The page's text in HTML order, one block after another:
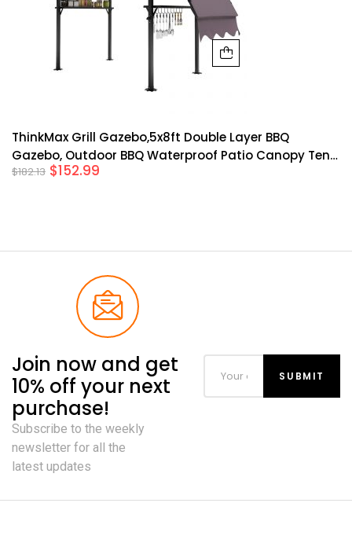
ThinkMax Grill Gazebo,5x8ft Double Layer BBQ
Gazebo, Outdoor BBQ Waterproof Patio Canopy Tent
Extra Shadow With Double Sided Awning,Two Side
$182.13 $152.99
Join now and get
10% off your next
purchase!
Subscribe to the weekly
newsletter for all the
latest updates